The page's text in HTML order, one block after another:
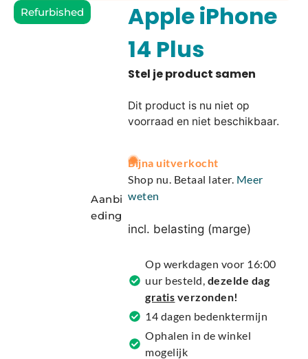
Refurbished
Aanbi
eding
Apple iPhone
14 Plus
Dit product is nu niet op
voorraad en niet beschikbaar.
A
l
t
r
t
v
e
:
Bijna uitverkocht
Shop nu. Betaal later. Meer
weten
incl. belasting (marge)
Op werkdagen voor 16:00
uur besteld, dezelde dag
gratis verzonden!
14 dagen bedenktermijn
Ophalen in de winkel
mogelijk